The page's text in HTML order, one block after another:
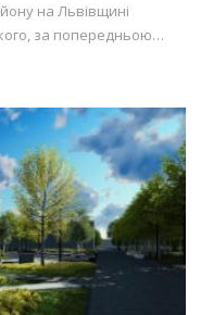
на Львівщині
за попередньою…